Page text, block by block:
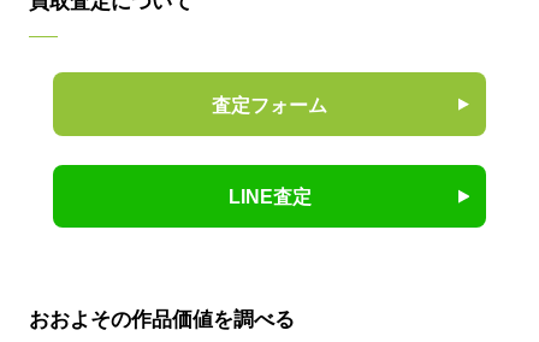
査定フォーム
LINE査定
おおよその作品価値を調べる